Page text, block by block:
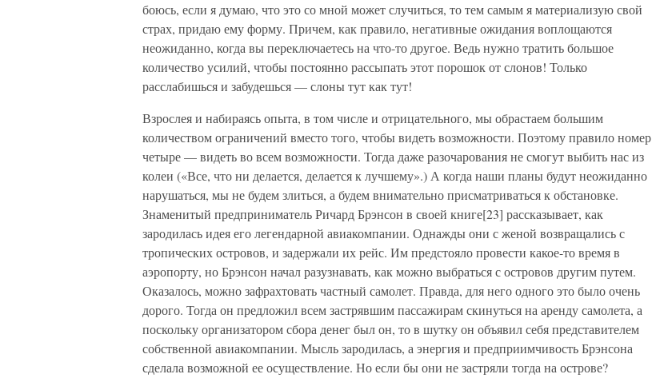
боюсь, если я думаю, что это со мной может случиться, то тем самым я материализую свой
страх, придаю ему форму. Причем, как правило, негативные ожидания воплощаются
неожиданно, когда вы переключаетесь на что-то другое. Ведь нужно тратить большое
количество усилий, чтобы постоянно рассыпать этот порошок от слонов! Только
расслабишься и забудешься — слоны тут как тут!
Взрослея и набираясь опыта, в том числе и отрицательного, мы обрастаем большим
количеством ограничений вместо того, чтобы видеть возможности. Поэтому правило номер
четыре — видеть во всем возможности. Тогда даже разочарования не смогут выбить нас из
колеи («Все, что ни делается, делается к лучшему».) А когда наши планы будут неожиданно
нарушаться, мы не будем злиться, а будем внимательно присматриваться к обстановке.
Знаменитый предприниматель Ричард Брэнсон в своей книге[23] рассказывает, как
зародилась идея его легендарной авиакомпании. Однажды они с женой возвращались с
тропических островов, и задержали их рейс. Им предстояло провести какое-то время в
аэропорту, но Брэнсон начал разузнавать, как можно выбраться с островов другим путем.
Оказалось, можно зафрахтовать частный самолет. Правда, для него одного это было очень
дорого. Тогда он предложил всем застрявшим пассажирам скинуться на аренду самолета, а
поскольку организатором сбора денег был он, то в шутку он объявил себя представителем
собственной авиакомпании. Мысль зародилась, а энергия и предприимчивость Брэнсона
сделала возможной ее осуществление. Но если бы они не застряли тогда на острове?